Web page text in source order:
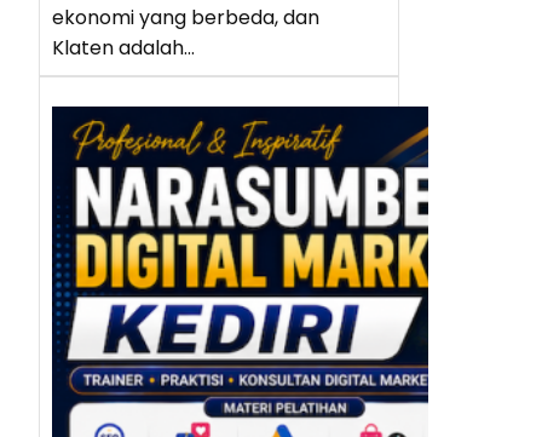
ekonomi yang berbeda, dan
Klaten adalah…